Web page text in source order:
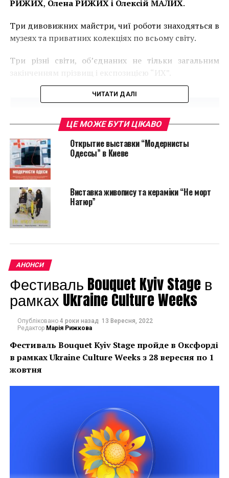
РИЖИХ, Олена РИЖИХі Олексій МАЛИХ.
Три дивовижних майстри, чиї роботи знаходяться в
музеях та приватних колекціях по всьому світу.
Три різні світи, об’єднаних не тільки загальним
закінченням прізвищ і експозицією “ИХ”.
“Зазвичай ми чекаємо нових слів в мистецтві від
початківців художників, а шукати їх слід в творчості
досвідчених майстрів, за довге життя досліджували
найрізноманітніші арт-простору», – каже галерист
Тамара ЯНОВИЧ.Ідея виставки виникла ще понад
десять років тому.
ЧИТАТИ ДАЛІ
ЦЕ МОЖЕ БУТИ ЦІКАВО
Открытие выставки “Модернисты
Одессы” в Киеве
Виставка живопису та кераміки “Не морт
Натюр”
АНОНСИ
Фестиваль Bouquet Kyiv Stage в
рамках Ukraine Culture Weeks
Опубліковано 4 роки назад 13 Вересня, 2022
Редактор Марія Рижкова
Фестиваль Bouquet Kyiv Stage пройде в Оксфорді
в рамкахUkraine Culture Weeks з 28 вересня по 1
жовтня